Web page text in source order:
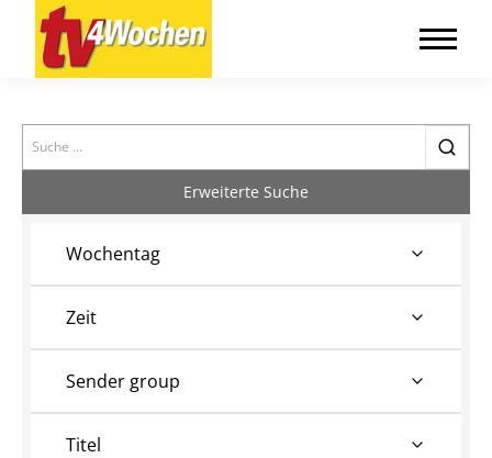
Search
Erweiterte Suche
Wochentag
Zeit
Sender group
Titel